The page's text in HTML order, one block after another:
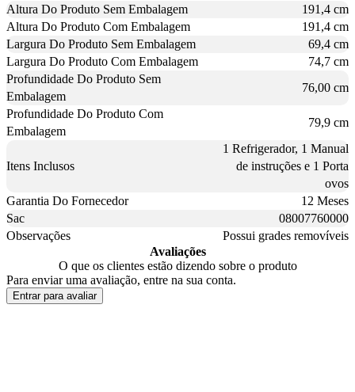
Altura Do Produto Sem Embalagem
191,4 cm
Altura Do Produto Com Embalagem
191,4 cm
Largura Do Produto Sem Embalagem
69,4 cm
Largura Do Produto Com Embalagem
74,7 cm
Profundidade Do Produto Sem
Embalagem
76,00 cm
Profundidade Do Produto Com
Embalagem
79,9 cm
Itens Inclusos
1 Refrigerador, 1 Manual
de instruções e 1 Porta
ovos
Garantia Do Fornecedor
12 Meses
Sac
08007760000
Observações
Possui grades removíveis
Avaliações
O que os clientes estão dizendo sobre o produto
Para enviar uma avaliação, entre na sua conta.
Entrar para avaliar